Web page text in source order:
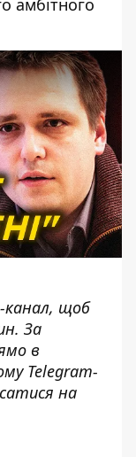
амбітного
канал, щоб
За
в
Telegram-
на